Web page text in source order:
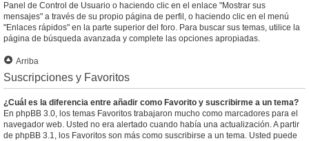
Panel de Control de Usuario o haciendo clic en el enlace "Mostrar sus
mensajes" a través de su propio página de perfil, o haciendo clic en el menú
"Enlaces rápidos" en la parte superior del foro. Para buscar sus temas, utilice la
página de búsqueda avanzada y complete las opciones apropiadas.
Arriba
Suscripciones y Favoritos
¿Cuál es la diferencia entre añadir como Favorito y suscribirme a un tema?
En phpBB 3.0, los temas Favoritos trabajaron mucho como marcadores para el
navegador web. Usted no era alertado cuando había una actualización. A partir
de phpBB 3.1, los Favoritos son más como suscribirse a un tema. Usted puede